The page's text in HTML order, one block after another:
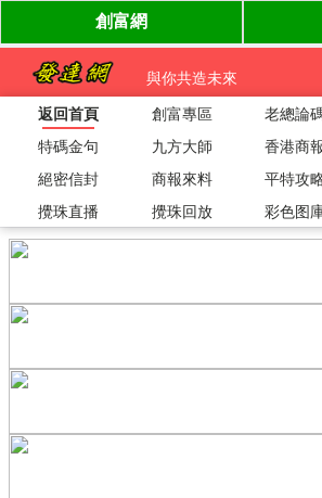
與你共造未來
返回首頁
創富專區 老總論
特碼金句
九方大師 香港商
絕密信封
商報來料 平特攻
攪珠直播
攪珠回放 彩色图